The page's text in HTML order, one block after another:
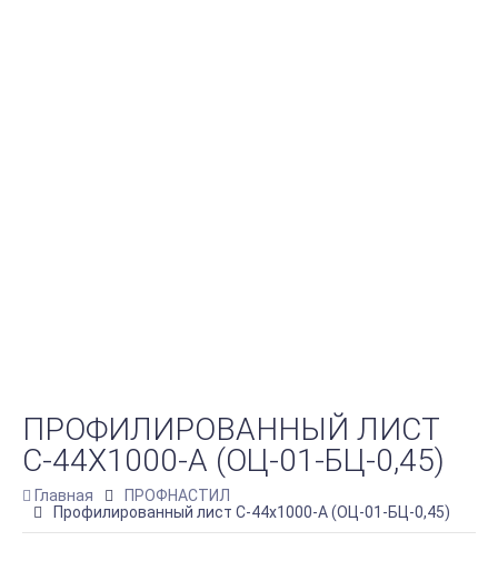
ПРОФИЛИРОВАННЫЙ ЛИСТ
С-44Х1000-A (ОЦ-01-БЦ-0,45)
Главная
ПРОФНАСТИЛ
Профилированный лист С-44х1000-A (ОЦ-01-БЦ-0,45)